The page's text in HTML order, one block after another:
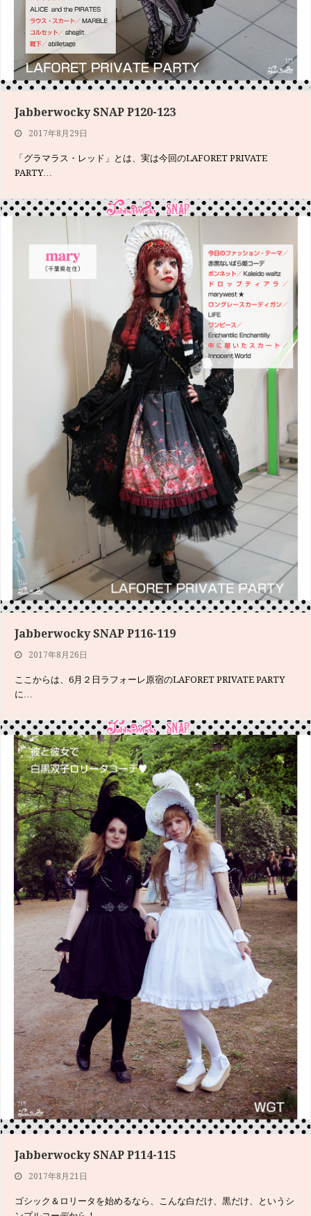
Jabberwocky SNAP P120-123
2017年8月29日
「グラマラス・レッド」とは、実は今回のLAFORET PRIVATE
PARTY…
Jabberwocky SNAP P116-119
2017年8月26日
ここからは、6月２日ラフォーレ原宿のLAFORET PRIVATE PARTY
に…
Jabberwocky SNAP P114-115
2017年8月21日
ゴシック＆ロリータを始めるなら、こんな白だけ、黒だけ、というシ